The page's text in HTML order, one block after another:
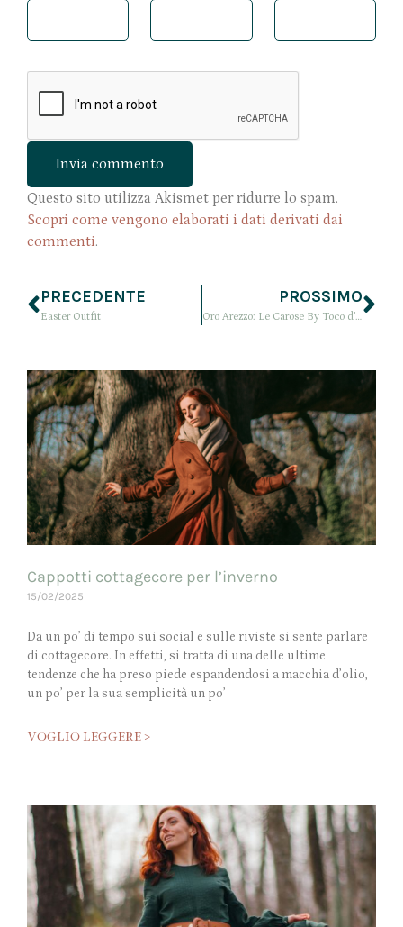
Questo sito utilizza Akismet per ridurre lo spam.
Scopri come vengono elaborati i dati derivati dai
commenti.
PRECEDENTE
Easter Outfit
PROSSIMO
Oro Arezzo: Le Carose By Toco d’Encanto
Cappotti cottagecore per l’inverno
15/02/2025
Da un po’ di tempo sui social e sulle riviste si sente parlare
di cottagecore. In effetti, si tratta di una delle ultime
tendenze che ha preso piede espandendosi a macchia d’olio,
un po’ per la sua semplicità un po’
VOGLIO LEGGERE >